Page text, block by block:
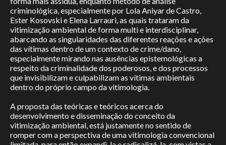
criminológica, especialmente por Lola Aniyar de Castro,
Ester Kosovski e Elena Larrauri, as quais trataram da
vitimização ambiental de forma multi e interdisciplinar,
abarcando as singularidades das diferentes reações e ações
das vítimas dentro de um contexto de crime/dano,
especialmente mirando nas ausências epistemológicas a
respeito da criminalidade dos poderosos, e dos processos
que invisibilizam e culpabilizam as vítimas ambientais
dentro do próprio campo da vitimologia.
A proposta das teóricas e teóricos acerca do
desenvolvimento e disseminação do conceito da
vitimização ambiental, está justamente no sentido de
romper com a perspectiva de uma vitimologia convencional